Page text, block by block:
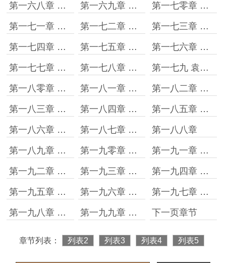
第一六八章 真气死了 第一六九章 三个月 第一七零章 可以摘了
第一七一章 拿下 第一七二章 石小猛：就可我身边祸害？ 第一七三章 程锋进去了
第一七四章 还要做自己 第一七五章 两年零五个月 第一七六章 最后的疯狂
第一七七章 回归 第一七八章 日常 第一七九 袁督师帐下一小兵
第一八零章 直升百户 第一八一章 宁远大捷 第一八二章 移镇山海关
第一八三章 财源 第一八四章 同流 第一八五章 出击
第一八六章 要请功 第一八七章 大雪满弓刀 第一八八章
第一八九章 天启七年 第一九零章 战启 第一九一章 锦州大捷
第一九二章 王将军 第一九三章 吾弟当为尧舜 第一九四章 给我做婆娘
第一九五章 魏忠贤下台 第一九六章 劫人 第一九七章 朱由检的灵光一闪
第一九八章 兵指盛京 第一九九章 炮轰盛京下广宁 下一页章节
章节列表： 列表2 列表3 列表4 列表5